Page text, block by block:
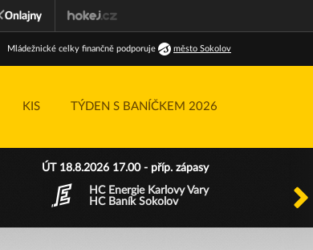
Ml ádežnické celky finančně podporuje město Sokolov
KIS TÝDEN S BANÍČKEM 2026
ÚT 18.8.2026 17.00 - příp. zápasy
HC Energie Karlovy Vary
HC Baník Sokolov